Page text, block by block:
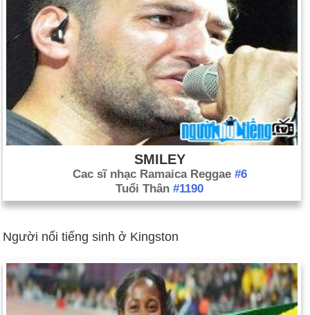
SMILEY
Cac sĩ nhạc Ramaica Reggae #6
Tuổi Thân #1190
Người nổi tiếng sinh ở Kingston